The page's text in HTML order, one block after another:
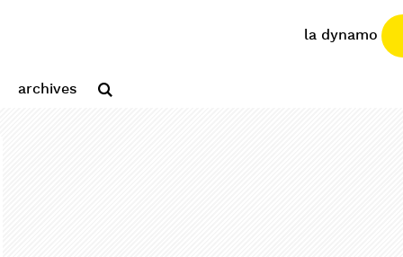
la dynamo
archives